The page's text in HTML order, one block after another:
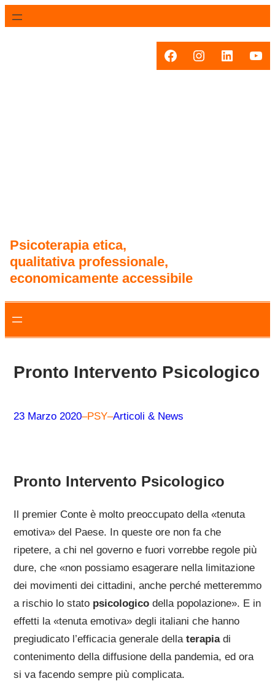
Vai
al
Facebook
Instagram
LinkedIn
Psicoterapia etica,
qualitativa professionale,
economicamente accessibile
Pronto Intervento Psicologico
23 Marzo 2020–PSY–Articoli & News
Pronto Intervento Psicologico
Il premier Conte è molto preoccupato della «tenuta
emotiva» del Paese. In queste ore non fa che
ripetere, a chi nel governo e fuori vorrebbe regole più
dure, che «non possiamo esagerare nella limitazione
dei movimenti dei cittadini, anche perché metteremmo
a rischio lo stato psicologicodella popolazione». E in
effetti la «tenuta emotiva» degli italiani che hanno
pregiudicato l’efficacia generale della terapiadi
contenimento della diffusione della pandemia, ed ora
si va facendo sempre più complicata.